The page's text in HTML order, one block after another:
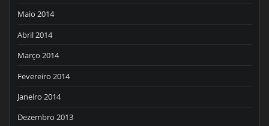
Maio 2014
Abril 2014
Março 2014
Fevereiro 2014
Janeiro 2014
Dezembro 2013